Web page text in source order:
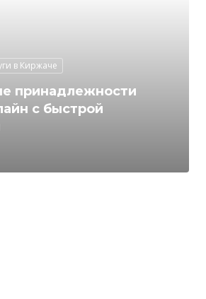
в Киржаче
принадлежности
с быстрой